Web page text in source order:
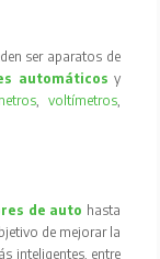
ser aparatos de
automáticos y
, voltímetros,
de auto hasta
de mejorar la
inteligentes, entre